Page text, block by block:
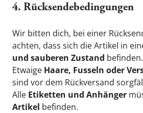
4. Rücksendebedingungen
Wir bitten dich, bei einer
achten, dass sich die Artikel in
und sauberen Zustand befinden.
Etwaige Haare, Fusseln oder
sind vor dem Rückversand
Alle Etiketten und Anhänger
Artikel befinden.